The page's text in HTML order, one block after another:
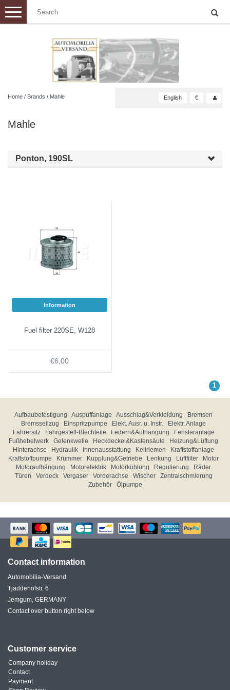
Toggle
navigation
Home / Brands / Mahle English €
Mahle
Ponton, 190SL
Information
Fuel filter 220SE, W128
€6,00
1
Aufbaubefestigung Auspuffanlage Ausschlag&Verkleidung
Bremsen
Bremsseilzug
Einspritzpumpe Elekt. Ausr. u. Instr.
Elektr. Anlage
Fahrersitz
Fahrgestell-Blechteile Federn&Aufhängung
Fensteranlage
Fußhebelwerk
Gelenkwelle Heckdeckel&Kastensäule
Heizung&Lüftung
Hinterachse
Hydraulik Innenausstattung Keilriemen
Kraftstoffanlage
Kraftstoffpumpe
Krümmer Kupplung&Getriebe Lenkung Luftfilter
Motor
Motoraufhängung
Motorelektrik Motorkühlung Regulierung
Räder
Türen
Verdeck Vergaser Vorderachse Wischer
Zentralschmierung
Zubehör
Ölpumpe
Contact information
Automobilia-Versand
Tjaddehofstr. 6
Jemgum, GERMANY
Contact over button right below
Customer service
Company holiday
Contact
Payment